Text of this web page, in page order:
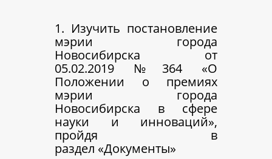
1. Изучить постановление
мэрии города
Новосибирска от
05.02.2019 №364 «О
Положении о премиях
мэрии города
Новосибирска в сфере
науки и инноваций»,
пройдя в
раздел «Документы»